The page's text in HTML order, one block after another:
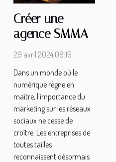
Créer une
agence SMMA
29 avril 2024 08:16
Dans un monde où le
numérique règne en
maître, l'importance du
marketing sur les réseaux
sociaux ne cesse de
croître. Les entreprises de
toutes tailles
reconnaissent désormais